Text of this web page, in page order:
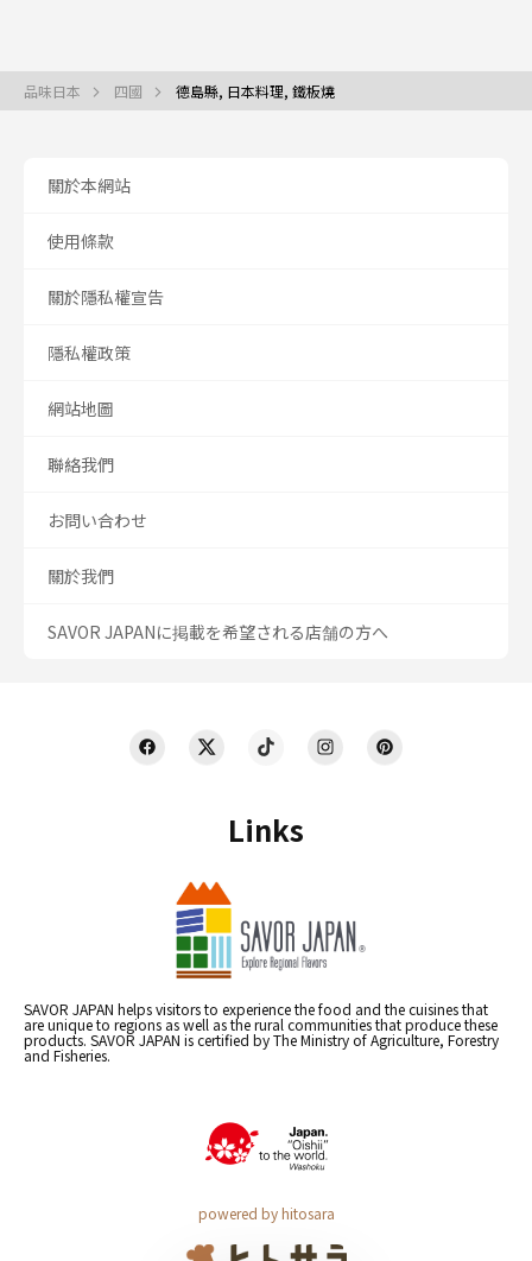
品味日本 四國 德島縣, 日本料理, 鐵板燒
Links
SAVOR JAPAN helps visitors to experience the food and the cuisines that
are unique to regions as well as the rural communities that produce these
products. SAVOR JAPAN is certified by The Ministry of Agriculture, Forestry
and Fisheries.
powered by hitosara
關於本網站
使用條款
關於隱私權宣告
隱私權政策
網站地圖
聯絡我們
お問い合わせ
關於我們
SAVOR JAPANに掲載を希望される店舗の方へ